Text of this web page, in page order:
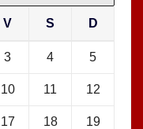
V S D
3 4 5
10 11 12
17 18 19